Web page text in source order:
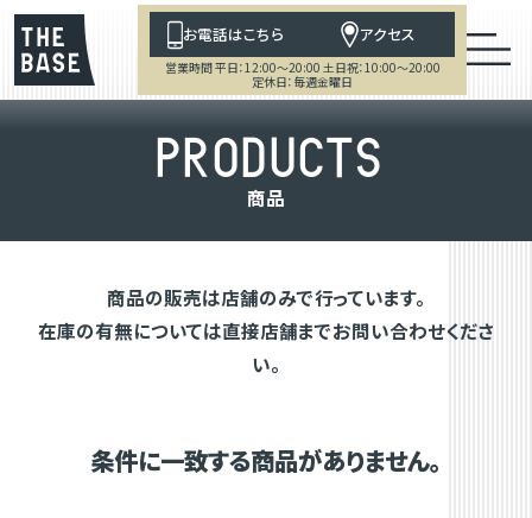
お電話はこちら アクセス
営業時間 平日：12:00～20:00 土日祝：10:00～20:00
定休日：毎週金曜日
PRODUCTS
商品
商品の販売は店舗のみで行っています。
在庫の有無については直接店舗までお問い合わせくださ
い。
条件に一致する商品がありません。